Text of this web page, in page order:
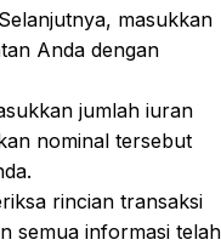
Selanjutnya, masukkan
Anda dengan
jumlah iuran
nominal tersebut
rincian transaksi
semua informasi telah